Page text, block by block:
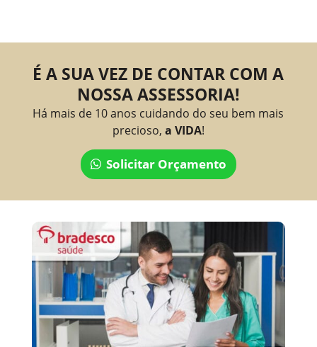
É A SUA VEZ DE CONTAR COM A
NOSSA ASSESSORIA!
Há mais de 10 anos cuidando do seu bem mais
precioso, a VIDA!
Solicitar Orçamento